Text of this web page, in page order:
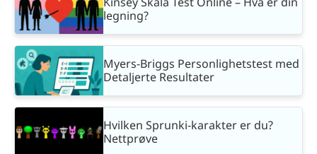
legning?
Myers-Briggs Personlighetstest med
Detaljerte Resultater
Hvilken Sprunki-karakter er du?
Nettprøve